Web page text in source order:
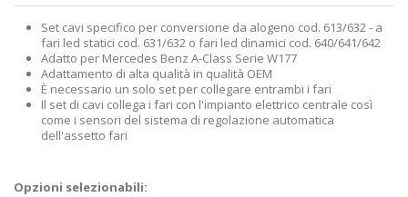
Set cavi specifico per conversione da alogeno cod. 613/632 - a
fari led statici cod. 631/632 o fari led dinamici cod. 640/641/642
Adatto per Mercedes Benz A-Class Serie W177
Adattamento di alta qualità in qualità OEM
È necessario un solo set per collegare entrambi i fari
Il set di cavi collega i fari con l'impianto elettrico centrale così
come i sensori del sistema di regolazione automatica
dell'assetto fari
Opzioni selezionabili: